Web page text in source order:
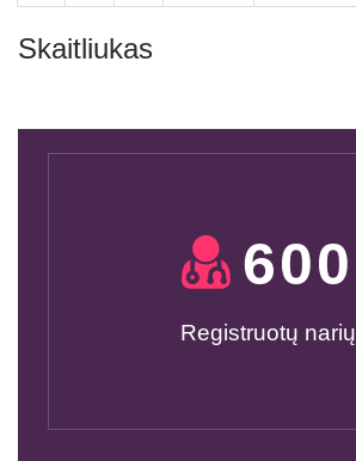
Skaitliukas
600
Registruotų narių